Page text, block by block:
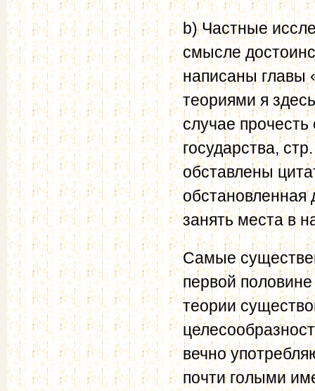
b) Частные
смысле
написаны
теориями я
случае
государства,
обставлены
обстановленная
занять места в
Самые
первой
теории
вечно
почти голыми